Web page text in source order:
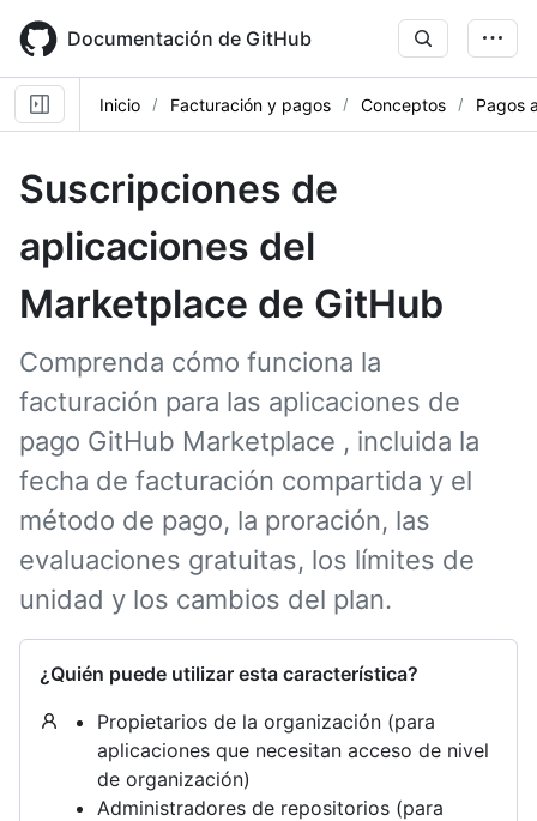
main
content
Documentación de GitHub
Inicio Facturación y pagos Conceptos Pagos
Suscripciones de
aplicaciones del
Marketplace de GitHub
Comprenda cómo funciona la
facturación para las aplicaciones de
pago GitHub Marketplace , incluida la
fecha de facturación compartida y el
método de pago, la proración, las
evaluaciones gratuitas, los límites de
unidad y los cambios del plan.
¿Quién puede utilizar esta característica?
Propietarios de la organización (para
aplicaciones que necesitan acceso de nivel
de organización)
Administradores de repositorios (para